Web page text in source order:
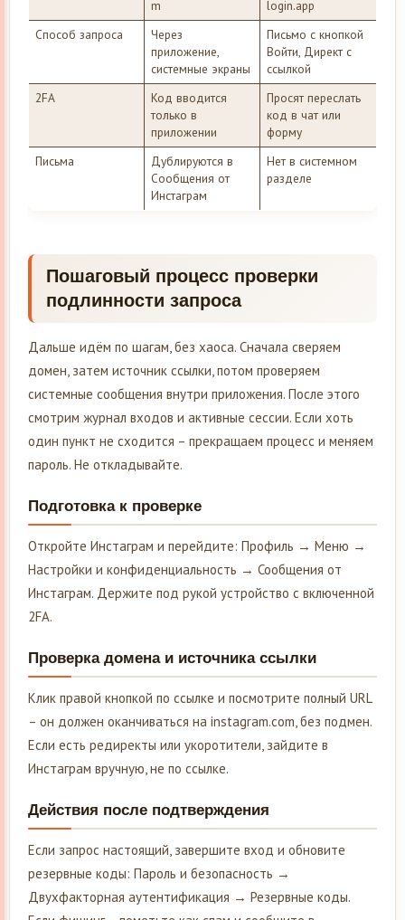
m
login.app
Способ запроса
Через
приложение,
системные экраны
Письмо с кнопкой
Войти, Директ с
ссылкой
2FA
Код вводится
только в
приложении
Просят переслать
код в чат или
форму
Письма
Дублируются в
Сообщения от
Инстаграм
Нет в системном
разделе
Пошаговый процесс проверки
подлинности запроса
Дальше идём по шагам, без хаоса. Сначала сверяем
домен, затем источник ссылки, потом проверяем
системные сообщения внутри приложения. После этого
смотрим журнал входов и активные сессии. Если хоть
один пункт не сходится – прекращаем процесс и меняем
пароль. Не откладывайте.
Подготовка к проверке
Откройте Инстаграм и перейдите: Профиль → Меню →
Настройки и конфиденциальность → Сообщения от
Инстаграм. Держите под рукой устройство с включенной
2FA.
Проверка домена и источника ссылки
Клик правой кнопкой по ссылке и посмотрите полный URL
– он должен оканчиваться на instagram.com, без подмен.
Если есть редиректы или укоротители, зайдите в
Инстаграм вручную, не по ссылке.
Действия после подтверждения
Если запрос настоящий, завершите вход и обновите
резервные коды: Пароль и безопасность →
Двухфакторная аутентификация → Резервные коды.